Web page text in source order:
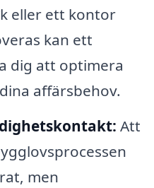
eller ett kontor
kan ett
dig att optimera
affärsbehov.
Att
men